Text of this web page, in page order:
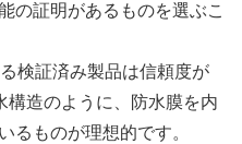
の証明があるものを選ぶこ
検証済み製品は信頼度が
造のように、防水膜を内
るものが理想的です。